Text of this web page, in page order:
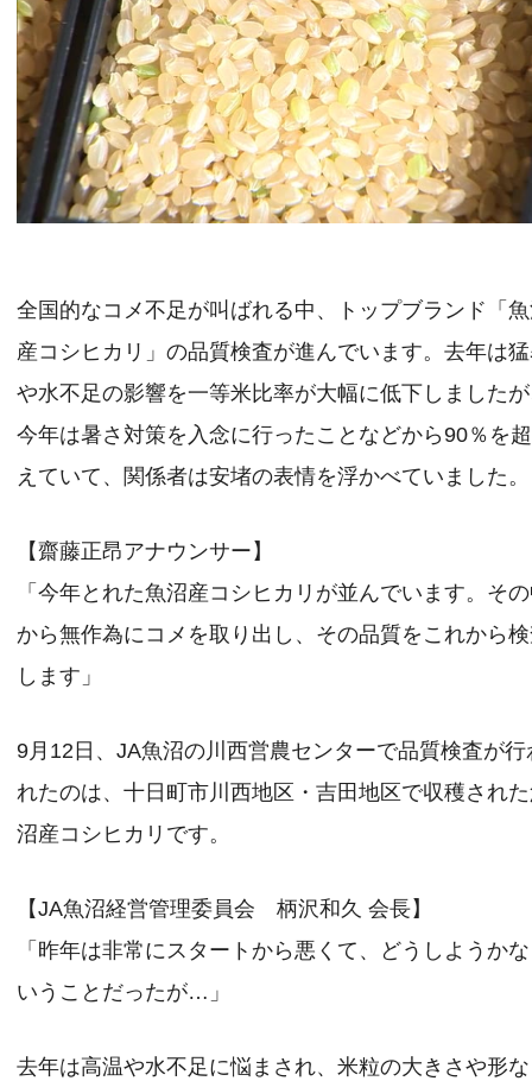
全国的なコメ不足が叫ばれる中、トップブランド「
産コシヒカリ」の品質検査が進んでいます。去年は
や水不足の影響を一等米比率が大幅に低下しました
今年は暑さ対策を入念に行ったことなどから90％を超
えていて、関係者は安堵の表情を浮かべていました。
【齋藤正昂アナウンサー】
「今年とれた魚沼産コシヒカリが並んでいます。そ
から無作為にコメを取り出し、その品質をこれから
します」
9月12日、JA魚沼の川西営農センターで品質検査が行
れたのは、十日町市川西地区・吉田地区で収穫され
沼産コシヒカリです。
【JA魚沼経営管理委員会 柄沢和久 会長】
「昨年は非常にスタートから悪くて、どうしようか
いうことだったが…」
去年は高温や水不足に悩まされ、米粒の大きさや形